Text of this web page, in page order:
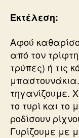
Εκτέλεση:
Αφού
από τον
τρύπες) ή τις
τηγανίζουμε.
το τυρί και
ροδίσουν
Γυρίζουμε με